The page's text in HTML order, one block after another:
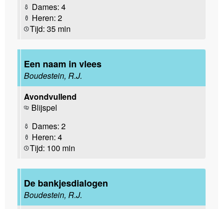
Dames: 4
Heren: 2
Tijd: 35 min
Een naam in vlees
Boudestein, R.J.
Avondvullend
Blijspel
Dames: 2
Heren: 4
Tijd: 100 min
De bankjesdialogen
Boudestein, R.J.